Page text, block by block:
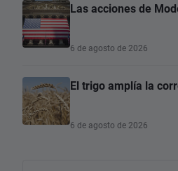
Las acciones de
6 de agosto de 2026
El trigo amplía la
6 de agosto de 2026